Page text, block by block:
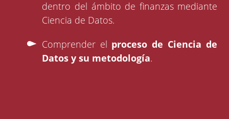
dentro del ámbito de finanzas mediante
Ciencia de Datos.
Comprender el proceso de Ciencia de
Datos y su metodología.